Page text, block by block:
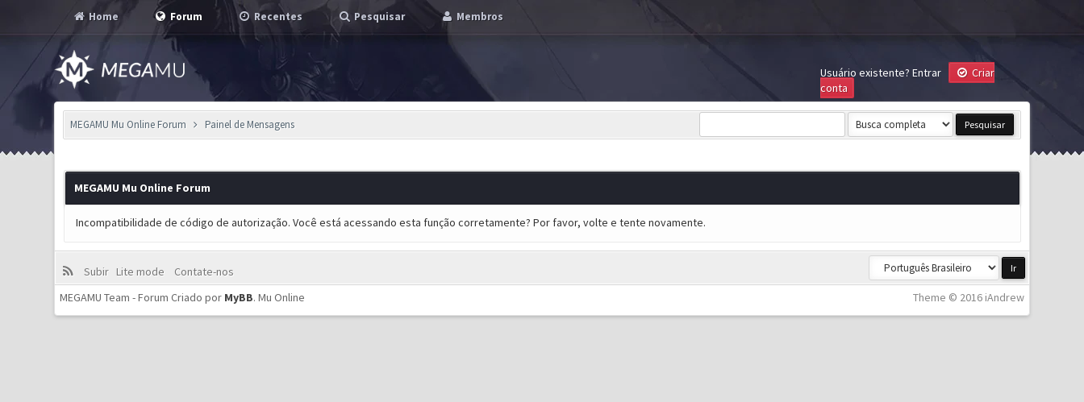
Home Forum Recentes Pesquisar Membros
Usuário existente? Entrar
Criar
conta
MEGAMU Mu Online Forum Painel de Mensagens
MEGAMU Mu Online Forum
Incompatibilidade de código de autorização. Você está acessando esta função corretamente? Por favor, volte e tente novamente.
Subir Lite mode
Contate-nos
Theme © 2016 iAndrew
MEGAMU Team - Forum Criado por MyBB.Mu Online